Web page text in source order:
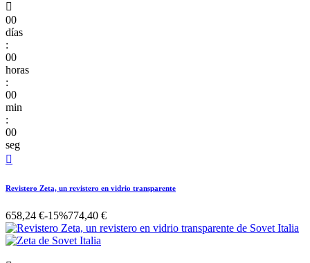

00
días
:
00
horas
:
00
min
:
00
seg

Revistero Zeta, un revistero en vidrio transparente
658,24 €-15%774,40 €